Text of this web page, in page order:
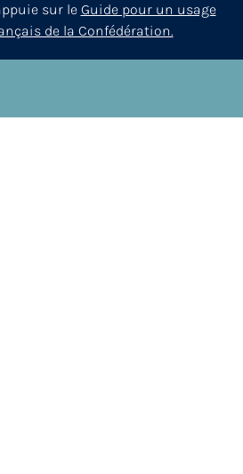
sur le Guide pour un usage
de la Confédération.